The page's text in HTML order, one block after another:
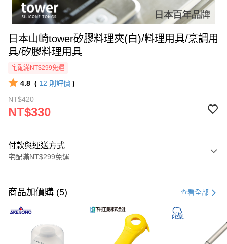
日本山崎tower矽膠料理夾(白)/料理用具/烹調用
具/矽膠料理用具
宅配滿NT$299免運
4.8 ( 12 則評價 )
NT$420
NT$330
付款與運送方式
宅配滿NT$299免運
信用卡一次付款
超商取貨付款
LINE Pay
商品加價購 (5) 查看全部